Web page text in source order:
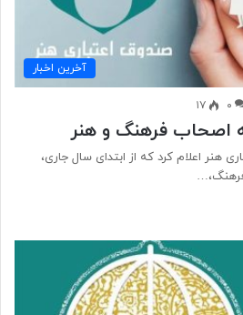
آخرین اخبار
۰ ۱۷
اصحاب فرهنگ و هنر
هنر اعلام کرد که از ابتدای سال جاری،